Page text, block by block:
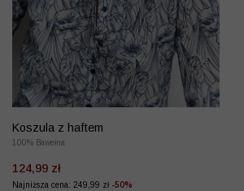
Koszula z haftem
100% Bawełna
124,99 zł
Najniższa cena: 249,99 zł -50%